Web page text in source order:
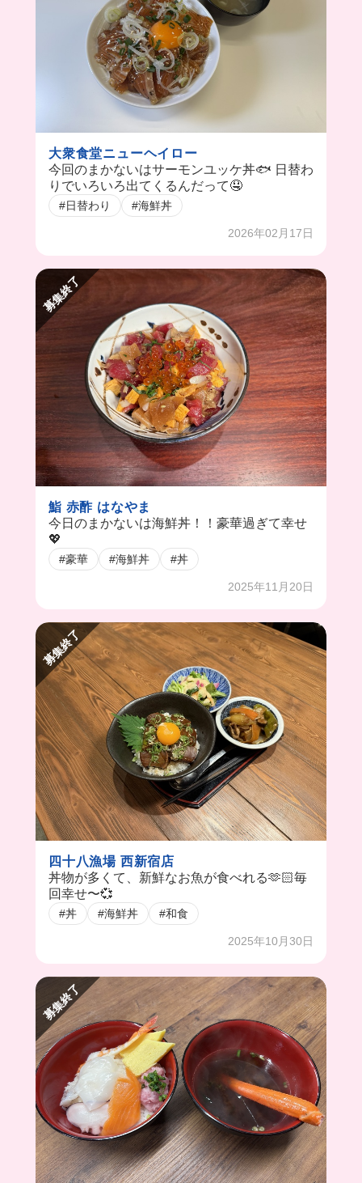
大衆食堂ニューヘイロー
今回のまかないはサーモンユッケ丼🐟 日替わ
りでいろいろ出てくるんだって🤤
#日替わり #海鮮丼
2026年02月17日
募集終了
鮨 赤酢 はなやま
今日のまかないは海鮮丼！！豪華過ぎて幸せ
💖
#豪華 #海鮮丼 #丼
2025年11月20日
募集終了
四十八漁場 西新宿店
丼物が多くて、新鮮なお魚が食べれる🫶🏻毎
回幸せ〜💞
#丼 #海鮮丼 #和食
2025年10月30日
募集終了